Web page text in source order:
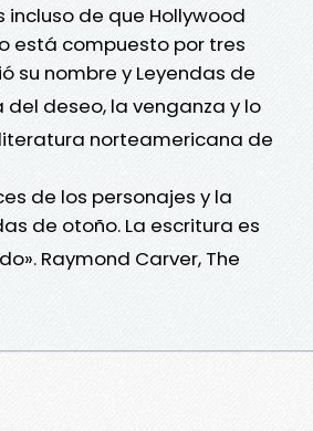
de que Hollywood
está compuesto por tres
su nombre y Leyendas de
deseo, la venganza y lo
norteamericana de
de los personajes y la
de otoño. La escritura es
Raymond Carver, The